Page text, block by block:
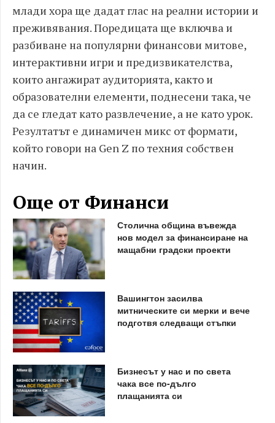
млади хора ще дадат глас на реални истории и
преживявания. Поредицата ще включва и
разбиване на популярни финансови митове,
интерактивни игри и предизвикателства,
които ангажират аудиторията, както и
образователни елементи, поднесени така, че
да се гледат като развлечение, а не като урок.
Резултатът е динамичен микс от формати,
който говори на Gen Z по техния собствен
начин.
Още от Финанси
Столична община въвежда
нов модел за финансиране на
мащабни градски проекти
Вашингтон засилва
митническите си мерки и вече
подготвя следващи стъпки
Бизнесът у нас и по света
чака все по-дълго
плащанията си